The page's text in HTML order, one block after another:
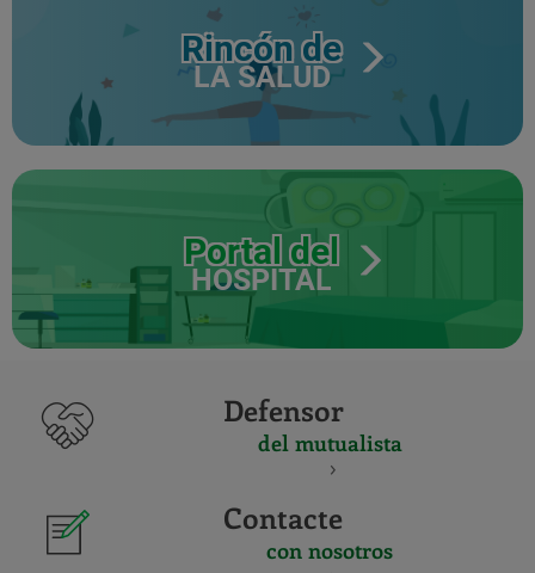
Rincón de
LA SALUD
Portal del
HOSPITAL
Defensor
del mutualista
Contacte
con nosotros